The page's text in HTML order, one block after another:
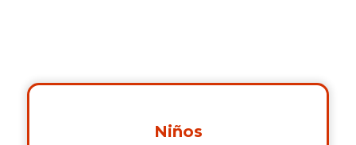
Niños